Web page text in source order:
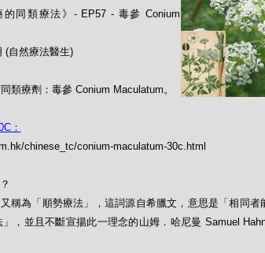
同類療法》- EP57 - 毒參 Conium
(自然療法醫生)
類療劑：毒參 Conium Maculatum。
：
chinese_tc/conium-maculatum-30c.html
又稱為「順勢療法」，這詞源自希臘文，意思是「相同者
，並且不斷宣揚此一理念的山姆．哈尼曼 Samuel